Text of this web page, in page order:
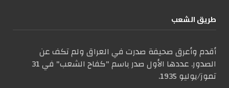
طریق الشعب
أقدم وأعرق صحيفة صدرت في العراق ولم تكف عن
الصدور. عددها الأول صدر باسم "كفاح الشعب" في 31
تموز/يوليو 1935.